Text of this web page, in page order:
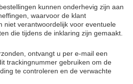
kunnen onderhevig zijn aan
waarvoor de klant
niet verantwoordelijk voor eventuele
die tijdens de inklaring zijn gemaakt.
ontvangt u per e-mail een
trackingnummer gebruiken om de
te controleren en de verwachte